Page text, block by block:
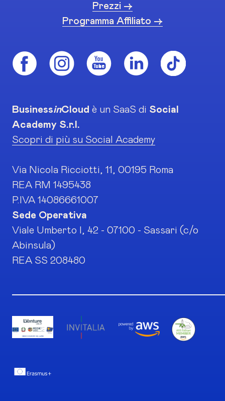
Prezzi ->
Programma Affiliato ->
BusinessinCloud è un SaaS di Social
Academy S.r.l.
Scopri di più su Social Academy
Via Nicola Ricciotti, 11, 00195 Roma
REA RM 1495438
P.IVA 14086661007
Sede Operativa
Viale Umberto I, 42 - 07100 - Sassari (c/o
Abinsula)
REA SS 208480